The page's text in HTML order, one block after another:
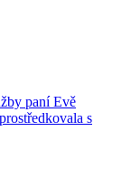
paní Evě
s